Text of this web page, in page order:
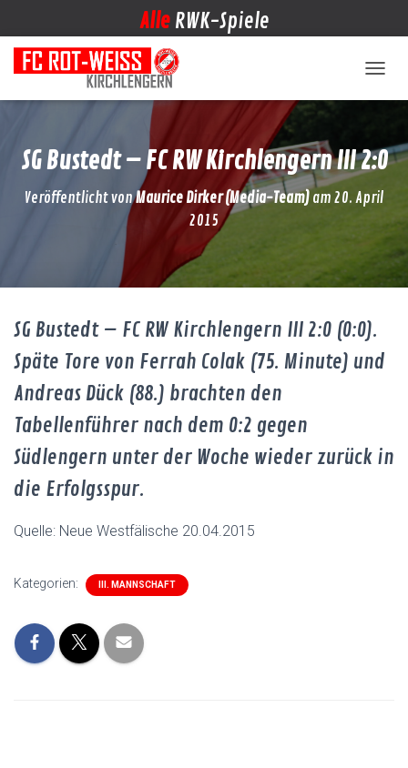
Alle RWK-Spiele
SG Bustedt – FC RW Kirchlengern III 2:0
Veröffentlicht vonMaurice Dirker (Media-Team) am 20. April
2015
SG Bustedt – FC RW Kirchlengern III 2:0 (0:0).
Späte Tore von Ferrah Colak (75. Minute) und
Andreas Dück (88.) brachten den
Tabellenführer nach dem 0:2 gegen
Südlengern unter der Woche wieder zurück in
die Erfolgsspur.
Quelle: Neue Westfälische 20.04.2015
Kategorien: III. MANNSCHAFT